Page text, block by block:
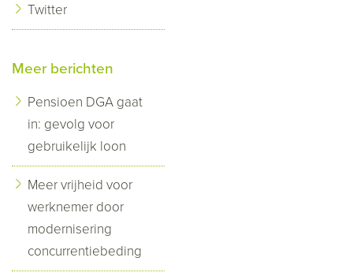
Twitter
Meer berichten
Pensioen DGA gaat
in: gevolg voor
gebruikelijk loon
Meer vrijheid voor
werknemer door
modernisering
concurrentiebeding